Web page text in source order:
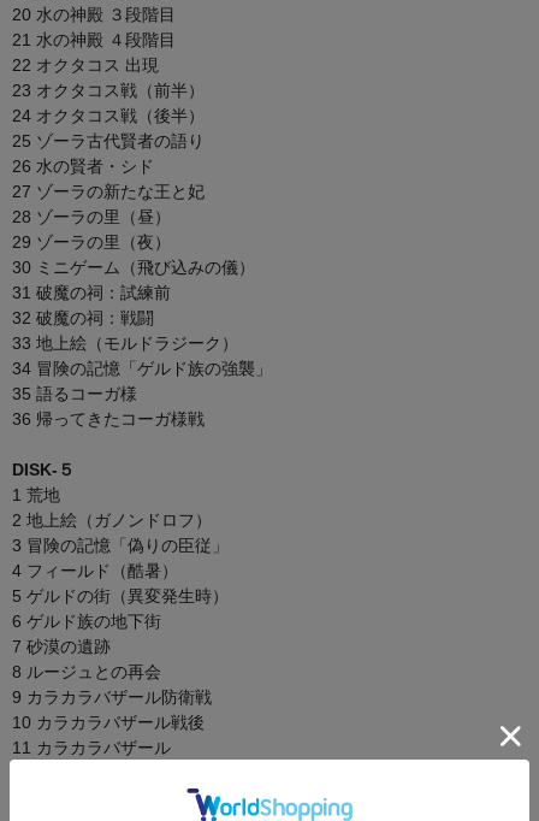
20 水の神殿 ３段階目
21 水の神殿 ４段階目
22 オクタコス 出現
23 オクタコス戦（前半）
24 オクタコス戦（後半）
25 ゾーラ古代賢者の語り
26 水の賢者・シド
27 ゾーラの新たな王と妃
28 ゾーラの里（昼）
29 ゾーラの里（夜）
30 ミニゲーム（飛び込みの儀）
31 破魔の祠：試練前
32 破魔の祠：戦闘
33 地上絵（モルドラジーク）
34 冒険の記憶「ゲルド族の強襲」
35 語るコーガ様
36 帰ってきたコーガ様戦
DISK-５
1 荒地
2 地上絵（ガノンドロフ）
3 冒険の記憶「偽りの臣従」
4 フィールド（酷暑）
5 ゲルドの街（異変発生時）
6 ゲルド族の地下街
7 砂漠の遺跡
8 ルージュとの再会
9 カラカラバザール防衛戦
10 カラカラバザール戦後
11 カラカラバザール
13 ゲルドの街防衛成功